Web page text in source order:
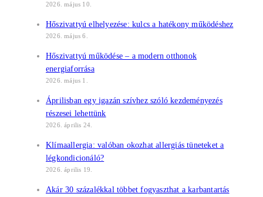
2026. május 10.
Hőszivattyú elhelyezése: kulcs a hatékony működéshez
2026. május 6.
Hőszivattyú működése – a modern otthonok
energiaforrása
2026. május 1.
Áprilisban egy igazán szívhez szóló kezdeményezés
részesei lehettünk
2026. április 24.
Klímaallergia: valóban okozhat allergiás tüneteket a
légkondicionáló?
2026. április 19.
Akár 30 százalékkal többet fogyaszthat a karbantartás